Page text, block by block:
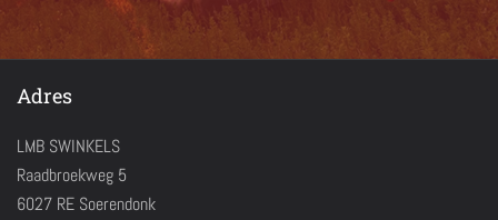
Adres
LMB SWINKELS
Raadbroekweg 5
6027 RE Soerendonk